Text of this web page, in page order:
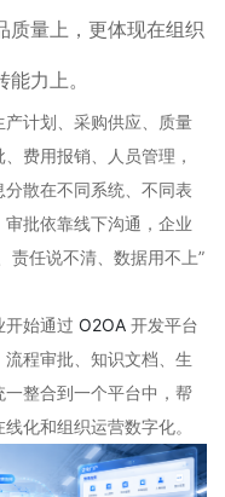
质量上，更体现在组织
力上。
计划、采购供应、质量
费用报销、人员管理，
散在不同系统、不同表
批依靠线下沟通，企业
责任说不清、数据用不上”
开始通过 O2OA 开发平台
程审批、知识文档、生
整合到一个平台中，帮
化和组织运营数字化。